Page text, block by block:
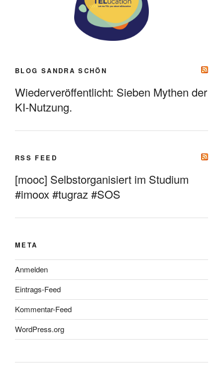
BLOG SANDRA SCHÖN
Wiederveröffentlicht: Sieben Mythen der
KI-Nutzung.
RSS FEED
[mooc] Selbstorganisiert im Studium
#imoox #tugraz #SOS
META
Anmelden
Eintrags-Feed
Kommentar-Feed
WordPress.org